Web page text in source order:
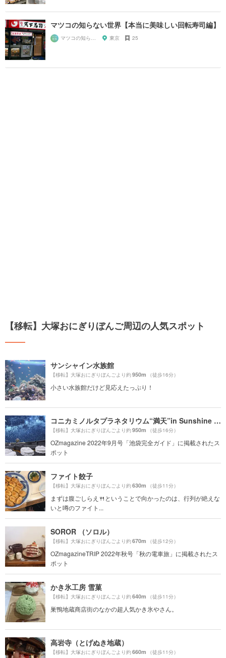
マツコの知らない世界【本当に美味しい回転寿司編】
マツコの知らない世界マニア 東京 25
【移転】大塚おにぎりぼんご周辺の人気スポット
サンシャイン水族館
【移転】大塚おにぎりぼんごより約950m （徒歩16分）
小さい水族館だけど見応えたっぷり！
コニカミノルタプラネタリウム“満天”in Sunshine City
【移転】大塚おにぎりぼんごより約950m （徒歩16分）
OZmagazine 2022年9月号「池袋完全ガイド」に掲載されたス
ポット
ファイト餃子
【移転】大塚おにぎりぼんごより約630m （徒歩11分）
まずは腹ごしらえ🍴ということで向かったのは、行列が絶えな
いと噂のファイト...
SOROR （ソロル）
【移転】大塚おにぎりぼんごより約670m （徒歩12分）
OZmagazineTRIP 2022年秋号「秋の電車旅」に掲載されたス
ポット
かき氷工房 雪菓
【移転】大塚おにぎりぼんごより約640m （徒歩11分）
巣鴨地蔵商店街のなかの超人気かき氷やさん。
高岩寺（とげぬき地蔵）
【移転】大塚おにぎりぼんごより約660m （徒歩11分）